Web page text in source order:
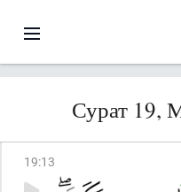
Сурат 19,
19:13